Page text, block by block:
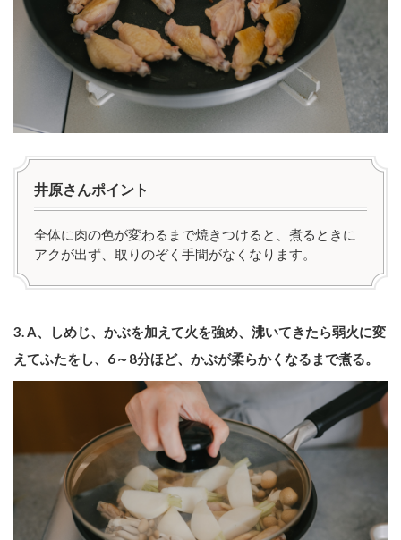
井原さんポイント
全体に肉の色が変わるまで焼きつけると、煮るときに
アクが出ず、取りのぞく手間がなくなります。
3. A、しめじ、かぶを加えて火を強め、沸いてきたら弱火に変
えてふたをし、6～8分ほど、かぶが柔らかくなるまで煮る。